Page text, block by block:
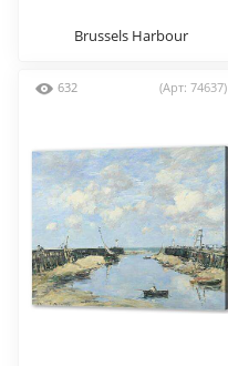
Brussels Harbour
632 (Арт: 74637)